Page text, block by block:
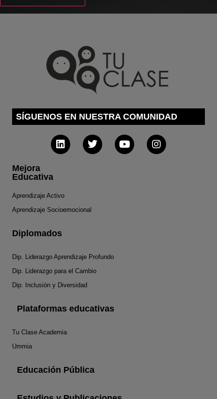
SÍGUENOS EN NUESTRA COMUNIDAD
Mejora
Educativa
Aprendizaje Activo
Aprendizaje Socioemocional
Diplomados
Dip. Liderazgo Aprendizaje Profundo
Dip. Liderazgo para el Cambio
Dip. Inclusión y Diversidad
Plataformas educativas
Tu Clase Academia
Ummia
Educación Pública